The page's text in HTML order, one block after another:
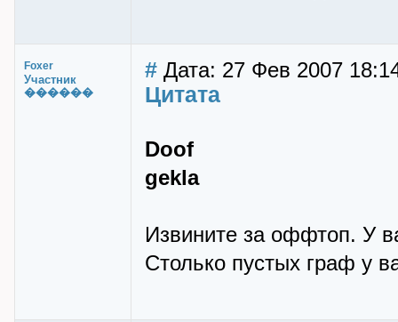
Foxer
Участник
������
# Дата: 27 Фев 2007
Цитата
Doof
gekla
Извините за оффтоп. У
Столько пустых граф у